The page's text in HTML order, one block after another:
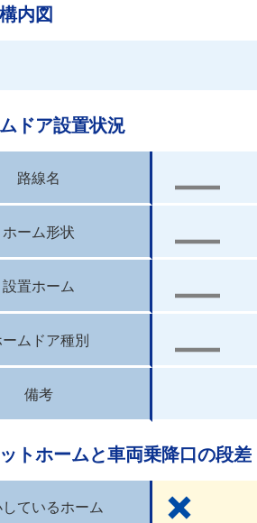
内図
ドア設置状況
路線名
ホーム形状
設置ホーム
ームドア種別
備考
トホームと車両乗降口の段
ているホーム